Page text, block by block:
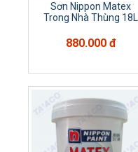
Sơn Nippon Matex
Trong Nhà Thùng 18L
880.000 đ